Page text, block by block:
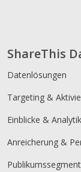
ShareThis
Datenlösungen
Targeting &
Einblicke & Analytik
Anreicherung &